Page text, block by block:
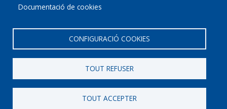
Documentació de cookies
CONFIGURACIÓ COOKIES
TOUT REFUSER
TOUT ACCEPTER
© 2022 Ajuntament La GarrigaAvis legal
Protecció de dades
Política de CookiesImplementat perPerception